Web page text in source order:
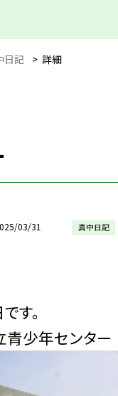
日記 > 詳細
03/31 真中日記
す。
少年センター